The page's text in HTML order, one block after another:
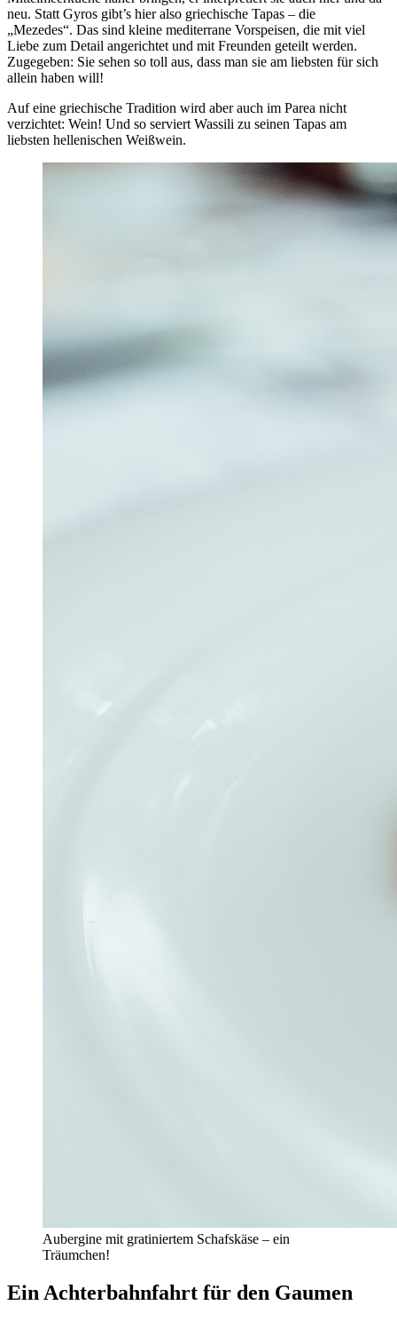
neu. Statt Gyros gibt’s hier also griechische Tapas – die
„Mezedes“. Das sind kleine mediterrane Vorspeisen, die mit viel
Liebe zum Detail angerichtet und mit Freunden geteilt werden.
Zugegeben: Sie sehen so toll aus, dass man sie am liebsten für sich
allein haben will!
Auf eine griechische Tradition wird aber auch im Parea nicht
verzichtet: Wein! Und so serviert Wassili zu seinen Tapas am
liebsten hellenischen Weißwein.
Aubergine mit gratiniertem Schafskäse – ein
Träumchen!
Ein Achterbahnfahrt für den Gaumen